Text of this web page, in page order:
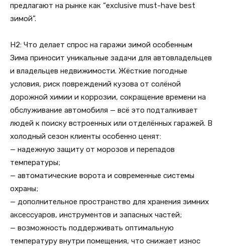
предлагают на рынке как “exclusive must-have best
зимой”.
H2: Что делает спрос на гаражи зимой особенным
Зима приносит уникальные задачи для автовладельцев
и владельцев недвижимости. Жёсткие погодные
условия, риск повреждений кузова от солёной
дорожной химии и коррозии, сокращение времени на
обслуживание автомобиля — всё это подталкивает
людей к поиску встроенных или отделённых гаражей. В
холодный сезон клиенты особенно ценят:
— надежную защиту от морозов и перепадов
температуры;
— автоматические ворота и современные системы
охраны;
— дополнительное пространство для хранения зимних
аксессуаров, инструментов и запасных частей;
— возможность поддерживать оптимальную
температуру внутри помещения, что снижает износ